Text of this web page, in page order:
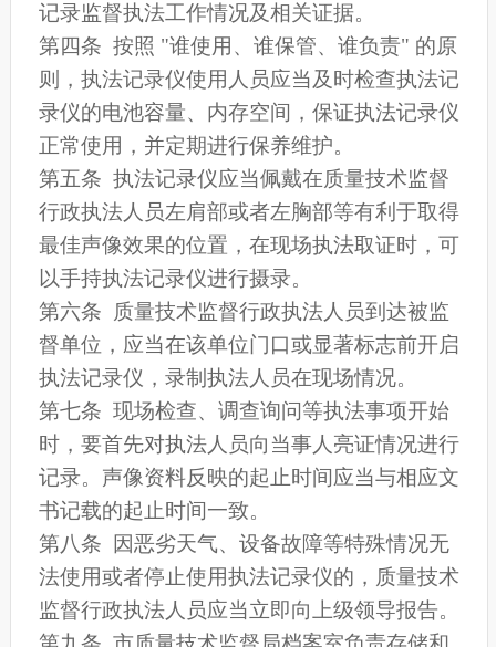
记录监督执法工作情况及相关证据。
第四条 按照 "谁使用、谁保管、谁负责" 的原
则，执法记录仪使用人员应当及时检查执法记
录仪的电池容量、内存空间，保证执法记录仪
正常使用，并定期进行保养维护。
第五条 执法记录仪应当佩戴在质量技术监督
行政执法人员左肩部或者左胸部等有利于取得
最佳声像效果的位置，在现场执法取证时，可
以手持执法记录仪进行摄录。
第六条 质量技术监督行政执法人员到达被监
督单位，应当在该单位门口或显著标志前开启
执法记录仪，录制执法人员在现场情况。
第七条 现场检查、调查询问等执法事项开始
时，要首先对执法人员向当事人亮证情况进行
记录。声像资料反映的起止时间应当与相应文
书记载的起止时间一致。
第八条 因恶劣天气、设备故障等特殊情况无
法使用或者停止使用执法记录仪的，质量技术
监督行政执法人员应当立即向上级领导报告。